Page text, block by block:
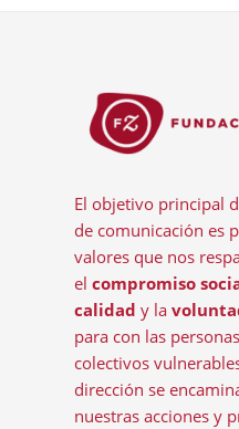
El objetivo principal
de comunicación es
valores que nos
el compromiso
calidad y la
para con las
colectivos
dirección se
nuestras acciones y